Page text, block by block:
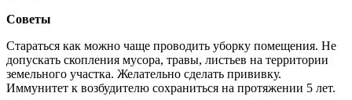
Советы
Стараться как можно чаще проводить уборку помещения. Не
допускать скопления мусора, травы, листьев на территории
земельного участка. Желательно сделать прививку.
Иммунитет к возбудителю сохраниться на протяжении 5 лет.